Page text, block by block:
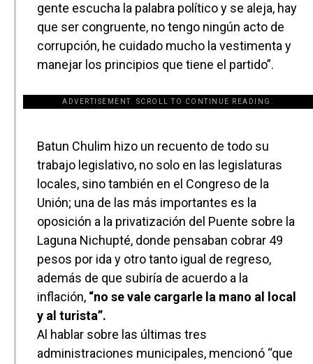
gente escucha la palabra político y se aleja, hay
que ser congruente, no tengo ningún acto de
corrupción, he cuidado mucho la vestimenta y
manejar los principios que tiene el partido”.
ADVERTISEMENT. SCROLL TO CONTINUE READING.
[adsforwp id="243463"]
Batun Chulim hizo un recuento de todo su
trabajo legislativo, no solo en las legislaturas
locales, sino también en el Congreso de la
Unión; una de las más importantes es la
oposición a la privatización del Puente sobre la
Laguna Nichupté, donde pensaban cobrar 49
pesos por ida y otro tanto igual de regreso,
además de que subiría de acuerdo a la
inflación, “no se vale cargarle la mano al local
y al turista”.
Al hablar sobre las últimas tres
administraciones municipales, mencionó “que